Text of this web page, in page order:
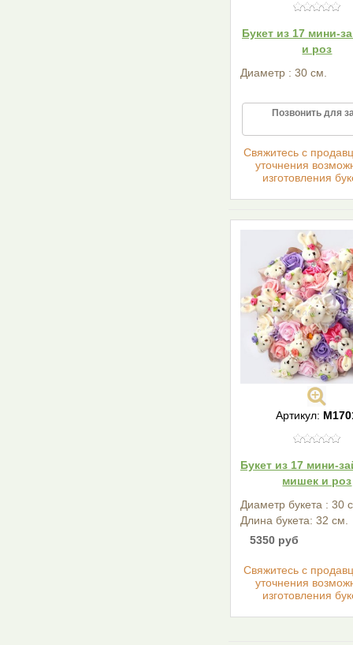
Букет из 17 мини-
и роз
Диаметр : 30 см.
Позвонить для
Cвяжитесь с
уточнения
изготовления
Артикул:
Букет из 17 мини-
мишек и роз
Диаметр букета : 30
Длина букета: 32 см.
5350 руб
Cвяжитесь с
уточнения
изготовления